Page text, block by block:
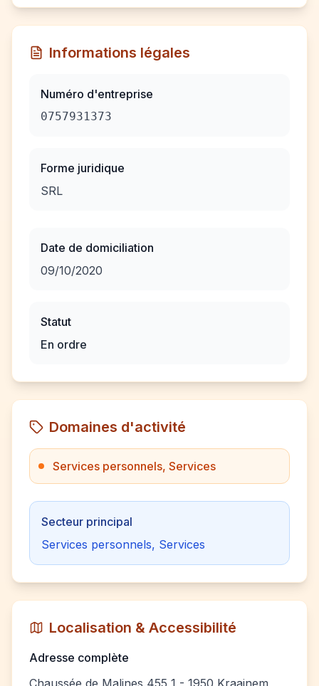
Informations légales
Numéro d'entreprise
0757931373
Forme juridique
SRL
Date de domiciliation
09/10/2020
Statut
En ordre
Domaines d'activité
Services personnels, Services
Secteur principal
Services personnels, Services
Localisation & Accessibilité
Adresse complète
Chaussée de Malines 455 1 - 1950 Kraainem